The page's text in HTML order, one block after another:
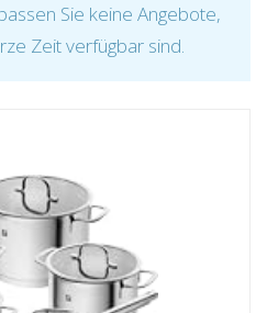
Sie keine Angebote,
Zeit verfügbar sind.